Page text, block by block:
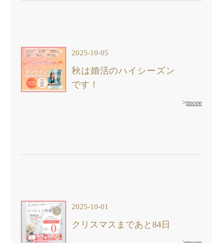
2025-10-05
秋は婚活のハイシーズン
です！
>more
2025-10-01
クリスマスまであと84日